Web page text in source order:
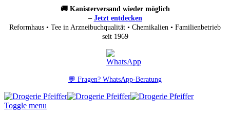
🚚 Kanisterversand wieder möglich
– Jetzt entdecken
Reformhaus • Tee in Arzneibuchqualität • Chemikalien • Familienbetrieb
seit 1969
💬 Fragen? WhatsApp-Beratung
Toggle menu